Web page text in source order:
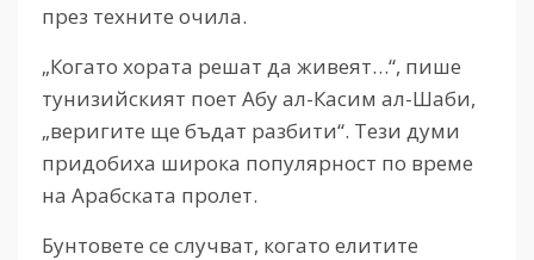
през техните очила.
„Когато хората решат да живеят…“, пише
тунизийският поет Абу ал-Касим ал-Шаби,
„веригите ще бъдат разбити“. Тези думи
придобиха широка популярност по време
на Арабската пролет.
Бунтовете се случват, когато елитите